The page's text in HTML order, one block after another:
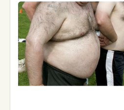
指标解读
体检与复查
医学百科
视频
视频博客